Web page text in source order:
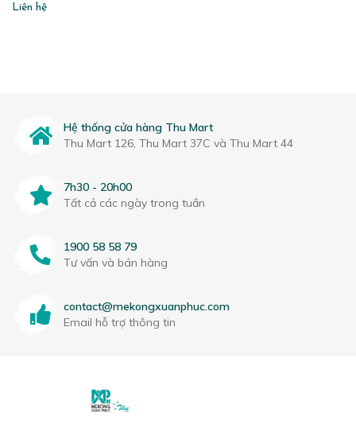
Liên hệ
Hệ thống cửa hàng Thu Mart
Thu Mart 126, Thu Mart 37C và Thu Mart 44
7h30 - 20h00
Tất cả các ngày trong tuần
1900 58 58 79
Tư vấn và bán hàng
contact@mekongxuanphuc.com
Email hỗ trợ thông tin